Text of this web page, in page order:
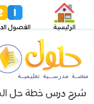
الرئيسية الفصول
شرح درس خطة حل